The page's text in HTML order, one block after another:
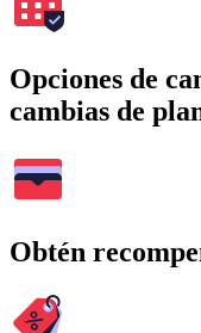
Opciones de
cambias de
Obtén